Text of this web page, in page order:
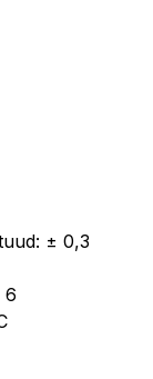
± 0,3
6